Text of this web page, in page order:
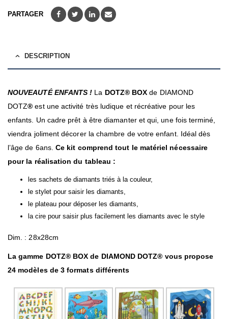
PARTAGER
DESCRIPTION
NOUVEAUTÉ ENFANTS ! La DOTZ® BOX de DIAMOND
DOTZ®est une activité très ludique et récréative pour les
enfants. Un cadre prêt à être diamanter et qui, une fois terminé,
viendra joliment décorer la chambre de votre enfant. Idéal dès
l’âge de 6ans.Ce kit comprend tout le matériel nécessaire
pour la réalisation du tableau :
les sachets de diamants triés à la couleur,
le stylet pour saisir les diamants,
le plateau pour déposer les diamants,
la cire pour saisir plus facilement les diamants avec le style
Dim. : 28x28cm
La gamme DOTZ® BOX de DIAMOND DOTZ® vous propose
24 modèles de 3 formats différents